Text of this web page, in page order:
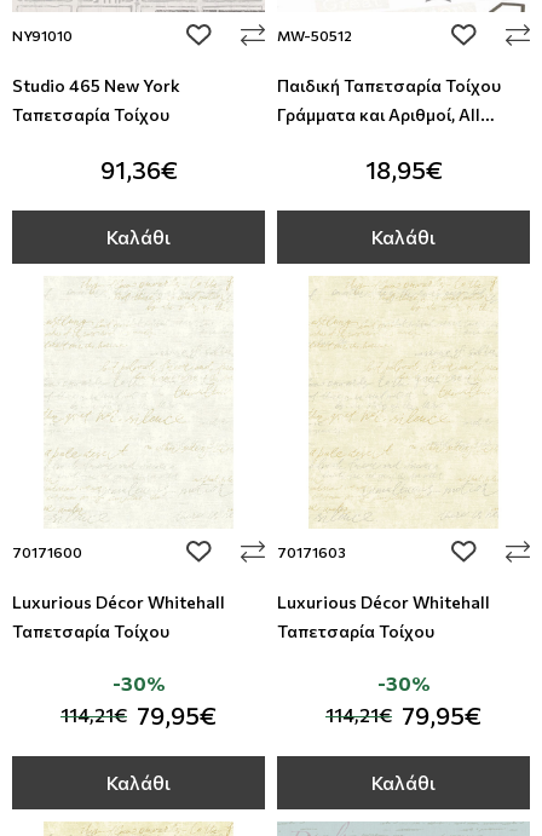
NY91010 add to wishlist
Studio 465 New York
Ταπετσαρία Τοίχου
91,36€
Καλάθι
MW-50512 add to
Παιδική Ταπετσαρία Τοίχου
Γράμματα και Αριθμοί, All
18,95€
Καλάθι
70171600 add to wishlist
Luxurious Décor Whitehall
Ταπετσαρία Τοίχου
114,21€ 79,95€
-30%
Καλάθι
70171603 add to
Luxurious Décor Whitehall
Ταπετσαρία Τοίχου
114,21€ 79,95€
-30%
Καλάθι